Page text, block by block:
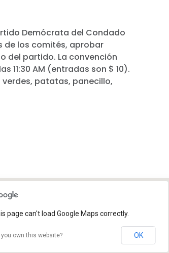
Demócrata del Condado
de los comités, aprobar
del partido. La convención
11:30 AM (entradas son $ 10).
patatas, panecillo,
page can't load Google Maps correctly.
you own this website? OK